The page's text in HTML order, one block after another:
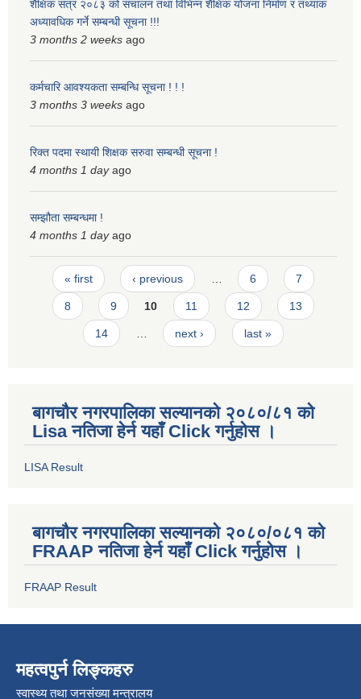
शैक्षिक सत्र २०८३ को संचालन तथा विभिन्न शैक्षिक योजना निर्माण र तथ्यांक
अध्यावधिक गर्ने सम्बन्धी सूचना !!!
3 months 2 weeks ago
कर्मचारि आवश्यकता सम्बन्धि सूचना ! ! !
3 months 3 weeks ago
रिक्त पदमा स्थायी शिक्षक सरुवा सम्बन्धी सूचना !
4 months 1 dayago
सम्झौता सम्बन्धमा !
4 months 1 dayago
Pages
« first ‹ previous … 6 7
8 9 10 11 12 13
14 … next › last »
बागचौर नगरपालिका सल्यानको २०८०/८१ को
Lisa नतिजा हेर्न यहाँ Click गर्नुहोस ।
LISA Result
बागचौर नगरपालिका सल्यानको २०८०/०८१ को
FRAAP नतिजा हेर्न यहाँ Click गर्नुहोस ।
FRAAP Result
महत्वपुर्न लिङ्कहरु
स्वास्थ्य तथा जनसंख्या मन्त्रालय